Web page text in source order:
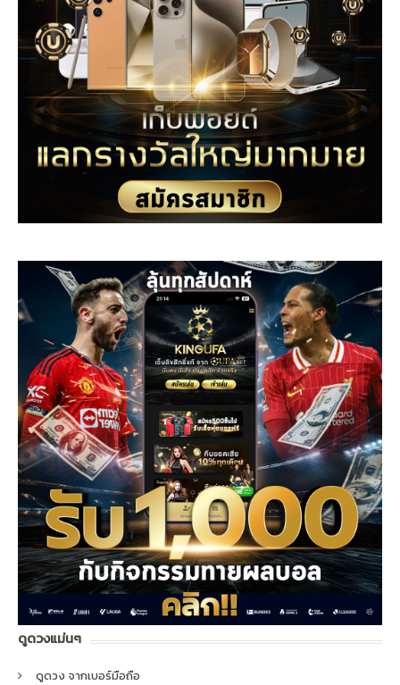
ดูดวงแม่นๆ
ดูดวง จากเบอร์มือถือ